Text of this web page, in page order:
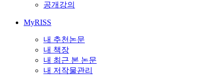
공개강의
MyRISS
내 추천논문
내 책장
내 최근 본 논문
내 저작물관리